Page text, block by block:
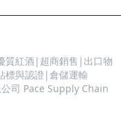
質紅酒|超商銷售|出口物
標與認證|倉儲運輸
司 Pace Supply Chain